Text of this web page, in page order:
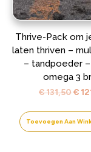
Thrive-Pack om
laten thriven –
– tandpoeder
omega 3
€131,50
was:
€
€
Toevoegen Aan